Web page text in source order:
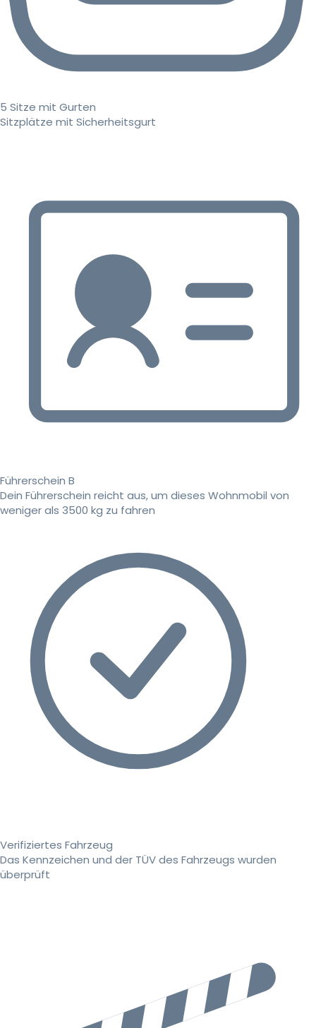
5 Sitze mit Gurten
Sitzplätze mit Sicherheitsgurt
Führerschein B
Dein Führerschein reicht aus, um dieses Wohnmobil von
weniger als 3500 kg zu fahren
Verifiziertes Fahrzeug
Das Kennzeichen und der TÜV des Fahrzeugs wurden
überprüft